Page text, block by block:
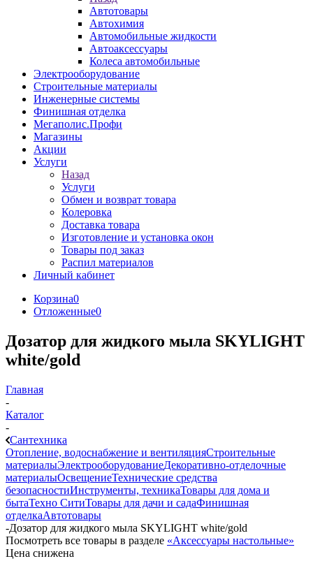
Автотовары
Автохимия
Автомобильные жидкости
Автоаксессуары
Колеса автомобильные
Электрооборудование
Строительные материалы
Инженерные системы
Финишная отделка
Мегаполис.Профи
Магазины
Акции
Услуги
Назад
Услуги
Обмен и возврат товара
Колеровка
Доставка товара
Изготовление и установка окон
Товары под заказ
Распил материалов
Личный кабинет
Корзина0
Отложенные0
Дозатор для жидкого мыла SKYLIGHT
white/gold
Главная
-
Каталог
-
Сантехника
Отопление, водоснабжение и вентиляцияСтроительные
материалыЭлектрооборудованиеДекоративно-отделочные
материалыОсвещениеТехнические средства
безопасностиИнструменты, техникаТовары для дома и
бытаТехно СитиТовары для дачи и садаФинишная
отделкаАвтотовары
-Дозатор для жидкого мыла SKYLIGHT white/gold
Посмотреть все товары в разделе «Аксессуары настольные»
Цена снижена